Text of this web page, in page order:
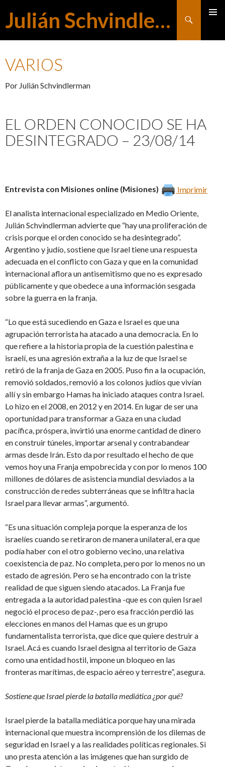
Julián Schvindlerman
Buscar
VARIOS
Por Julián Schvindlerman
EL ORDEN CONOCIDO SE HA
DESINTEGRADO – 23/08/14
Imprimir
Entrevista con Misiones online (Misiones)
El analista internacional especializado en Medio Oriente,
Julián Schvindlerman advierte que “hay una proliferación de
crisis porque el orden conocido se ha desintegrado”.
Argentino y judío, sostiene que Israel tiene una respuesta
adecuada en el conflicto con Gaza y que en la comunidad
internacional aflora un antisemitismo que no es expresado
públicamente y que obedece a una información sesgada
sobre la guerra en la franja.
“Lo que está sucediendo en Gaza e Israel es que una
agrupación terrorista ha atacado a una democracia. En lo
que refiere a la historia propia de la cuestión palestina e
israelí, es una agresión extraña a la luz de que Israel se
retiró de la franja de Gaza en 2005. Puso fin a la ocupación,
removió soldados, removió a los colonos judíos que vivían
allí y sin embargo Hamas ha iniciado ataques contra Israel.
Lo hizo en el 2008, en 2012 y en 2014. En lugar de ser una
oportunidad para transformar a Gaza en una ciudad
pacífica, próspera, invirtió una enorme cantidad de dinero
en construir túneles, importar arsenal y contrabandear
armas desde Irán. Esto da por resultado el hecho de que
vemos hoy una Franja empobrecida y con por lo menos 100
millones de dólares de asistencia mundial desviados a la
construcción de redes subterráneas que se infiltra hacia
Israel para llevar armas”, argumentó.
“Es una situación compleja porque la esperanza de los
israelíes cuando se retiraron de manera unilateral, era que
podía haber con el otro gobierno vecino, una relativa
coexistencia de paz. No completa, pero por lo menos no un
estado de agresión. Pero se ha encontrado con la triste
realidad de que siguen siendo atacados. La Franja fue
entregada a la autoridad palestina -que es con quien Israel
negoció el proceso de paz-, pero esa fracción perdió las
elecciones en manos del Hamas que es un grupo
fundamentalista terrorista, que dice que quiere destruir a
Israel. Acá es cuando Israel designa al territorio de Gaza
como una entidad hostil, impone un bloqueo en las
fronteras marítimas, de espacio aéreo y terrestre”, asegura.
Sostiene que Israel pierde la batalla mediática ¿por qué?
Israel pierde la batalla mediática porque hay una mirada
internacional que muestra incomprensión de los dilemas de
seguridad en Israel y a las realidades políticas regionales. Si
uno presta atención a las imágenes que han surgido de